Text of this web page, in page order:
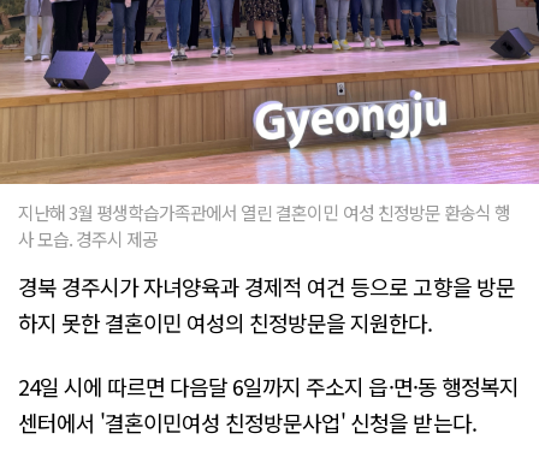
지난해 3월 평생학습가족관에서 열린 결혼이민 여성 친정방문 환송식 행
사 모습. 경주시 제공
경북 경주시가 자녀양육과 경제적 여건 등으로 고향을 방문
하지 못한 결혼이민 여성의 친정방문을 지원한다.
24일 시에 따르면 다음달 6일까지 주소지 읍·면·동 행정복지
센터에서 '결혼이민여성 친정방문사업' 신청을 받는다.